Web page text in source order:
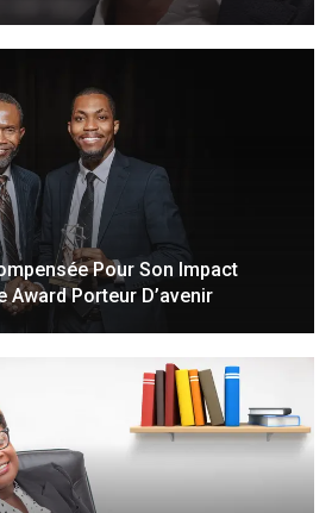
Pour Son Impact
Award Porteur D’avenir